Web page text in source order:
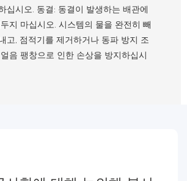
십시오. 동결: 동결이 발생하는 배관에
지 마십시오. 시스템의 물을 완전히 빼
고, 점적기를 제거하거나 동파 방지 조
음 팽창으로 인한 손상을 방지하십시